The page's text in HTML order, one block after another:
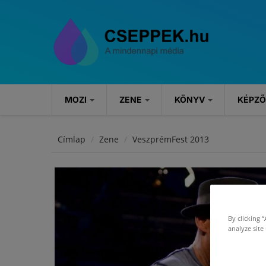
MOZI
MOZI
Hírek
ZENE
ZENE
Hírek
KÖNYV
KÖNYV
Könyvajánlók
Címlap Zene VeszprémFest 2013
By clicking
analyze